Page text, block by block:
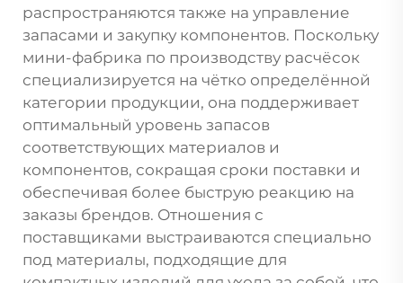
распространяются также на управление
запасами и закупку компонентов. Поскольку
мини-фабрика по производству расчёсок
специализируется на чётко определённой
категории продукции, она поддерживает
оптимальный уровень запасов
соответствующих материалов и
компонентов, сокращая сроки поставки и
обеспечивая более быструю реакцию на
заказы брендов. Отношения с
поставщиками выстраиваются специально
под материалы, подходящие для